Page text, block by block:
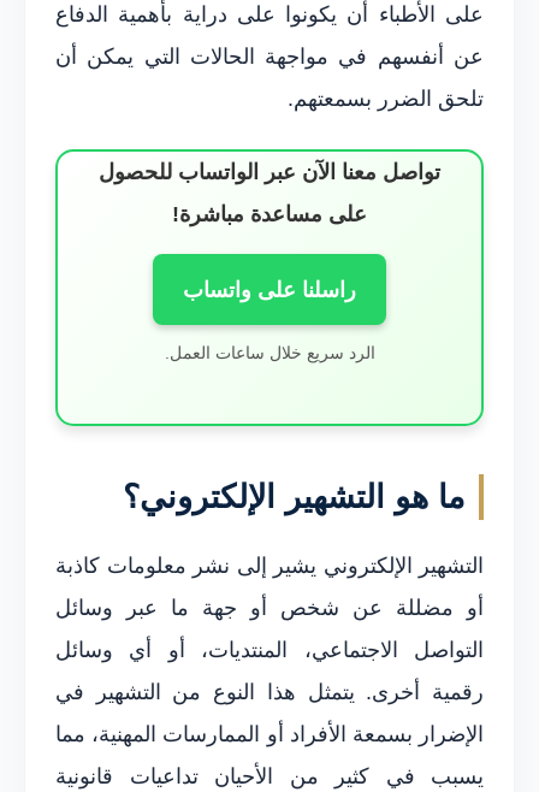
على الأطباء أن يكونوا على دراية بأهمية الدفاع
عن أنفسهم في مواجهة الحالات التي يمكن أن
تلحق الضرر بسمعتهم.
تواصل معنا الآن عبر الواتساب للحصول
على مساعدة مباشرة!
راسلنا على واتساب
الرد سريع خلال ساعات العمل.
ما هو التشهير الإلكتروني؟
التشهير الإلكتروني يشير إلى نشر معلومات كاذبة
أو مضللة عن شخص أو جهة ما عبر وسائل
التواصل الاجتماعي، المنتديات، أو أي وسائل
رقمية أخرى. يتمثل هذا النوع من التشهير في
الإضرار بسمعة الأفراد أو الممارسات المهنية، مما
يسبب في كثير من الأحيان تداعيات قانونية